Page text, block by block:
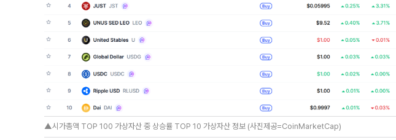
▲시가총액 TOP 100 가상자산 중 상승률 TOP 10 가상자산 정보 (사진제공=CoinMarketCap)